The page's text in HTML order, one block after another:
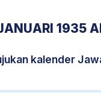
1935
kalender